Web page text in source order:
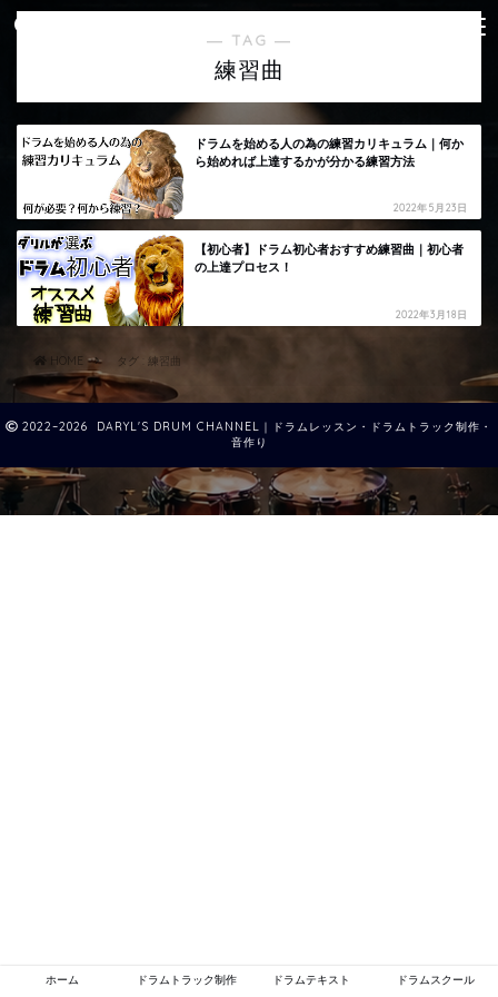
― TAG ―
練習曲
ドラムを始める人の為の練習カリキュラム｜何か
ら始めれば上達するかが分かる練習方法
2022年5月23日
【初心者】ドラム初心者おすすめ練習曲｜初心者
の上達プロセス！
2022年3月18日
HOME タグ : 練習曲
2022–2026 DARYL'S DRUM CHANNEL｜ドラムレッスン・ドラムトラック制作・
音作り
ホーム ドラムトラック制作 ドラムテキスト ドラムスクール